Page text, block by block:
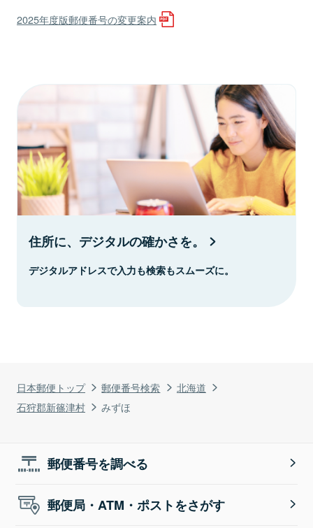
日本郵便トップ 郵便番号検索
北海道
石狩郡新篠津村
みずほ
2025年度版郵便番号の変更案内
住所に、デジタルの確かさを。
デジタルアドレスで入力も検索もスムーズに。
郵便番号を調べる
郵便局・ATM・ポストをさがす